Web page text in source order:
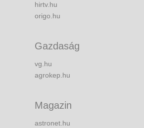
hirtv.hu
origo.hu
Gazdaság
vg.hu
agrokep.hu
Magazin
astronet.hu